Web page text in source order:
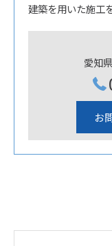
建築を用いた施工
愛知
お